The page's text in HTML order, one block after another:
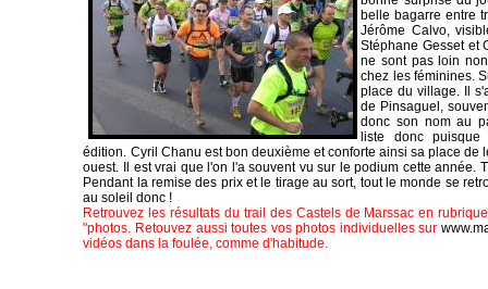
belle bagarre entre
Jérôme Calvo,
Stéphane Gesset et
ne sont pas loin
chez les féminines.
place du village. Il
de Pinsaguel,
donc son nom au
liste donc puisque
édition. Cyril Chanu est bon deuxième et conforte ainsi sa place de
ouest. Il est vrai que l'on l'a souvent vu sur le podium cette année.
Pendant la remise des prix et le tirage au sort, tout le monde se
au soleil donc !
Retrouvez les résultats du trail des Castels de Marssac en
"photos. Retouvez aussi toutes vos photos individuelles sur
vidéos dans la foulée, comme d'habitude.